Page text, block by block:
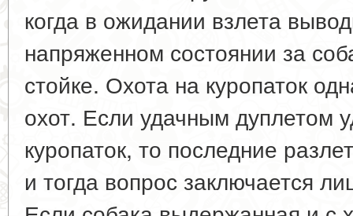
когда в ожидании взлета
напряженном состоянии за
стойке. Охота на куропаток
охот. Если удачным дуплетом
куропаток, то последние
и тогда вопрос заключается